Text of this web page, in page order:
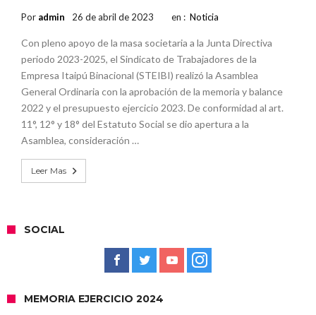
Por admin 26 de abril de 2023 en : Noticia
Con pleno apoyo de la masa societaria a la Junta Directiva
periodo 2023-2025, el Sindicato de Trabajadores de la
Empresa Itaipú Binacional (STEIBI) realizó la Asamblea
General Ordinaria con la aprobación de la memoria y balance
2022 y el presupuesto ejercicio 2023. De conformidad al art.
11°, 12° y 18° del Estatuto Social se dio apertura a la
Asamblea, consideración …
Leer Mas
SOCIAL
MEMORIA EJERCICIO 2024